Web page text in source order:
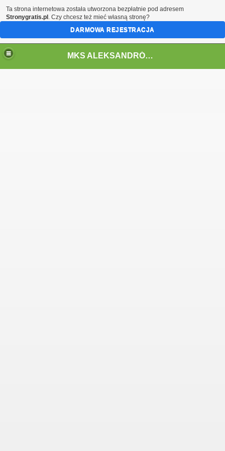
MKS ALEKSANDRÓW ŁÓDZKI
Ta strona internetowa została utworzona bezpłatnie pod adresem
Stronygratis.pl . Czy chcesz też mieć własną stronę?
DARMOWA REJESTRACJA